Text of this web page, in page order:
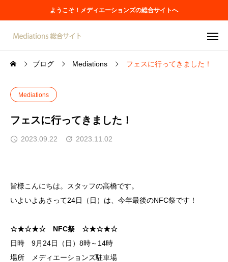
ようこそ！メディエーションズの総合サイトへ
ブログ Mediations フェスに行ってきました！
Mediations
フェスに行ってきました！
2023.09.22 2023.11.02
皆様こんにちは。スタッフの高橋です。
いよいよあさって24日（日）は、今年最後のNFC祭です！
☆★☆★☆ NFC祭 ☆★☆★☆
日時 9月24日（日）8時～14時
場所 メディエーションズ駐車場